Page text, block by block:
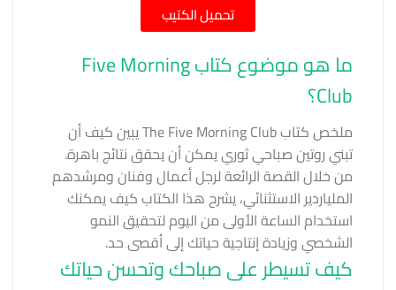
تحميل الكتيب
ما هو موضوع كتاب Five Morning
Club؟
ملخص كتاب The Five Morning Club يبين كيف أن
تبني روتين صباحي ثوري يمكن أن يحقق نتائج باهرة.
من خلال القصة الرائعة لرجل أعمال وفنان ومرشدهم
الملياردير الاستثنائي، يشرح هذا الكتاب كيف يمكنك
استخدام الساعة الأولى من اليوم لتحقيق النمو
الشخصي وزيادة إنتاجية حياتك إلى أقصى حد.
كيف تسيطر على صباحك وتحسن حياتك